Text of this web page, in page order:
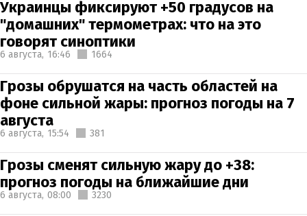
Украинцы фиксируют +50 градусов на
"домашних" термометрах: что на это
говорят синоптики
6 августа, 16:46 1664
Грозы обрушатся на часть областей на
фоне сильной жары: прогноз погоды на 7
августа
6 августа, 15:54 381
Грозы сменят сильную жару до +38:
прогноз погоды на ближайшие дни
6 августа, 08:00 3230